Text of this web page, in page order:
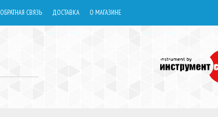
ОБРАТНАЯ СВЯЗЬ ДОСТАВКА О МАГАЗИНЕ